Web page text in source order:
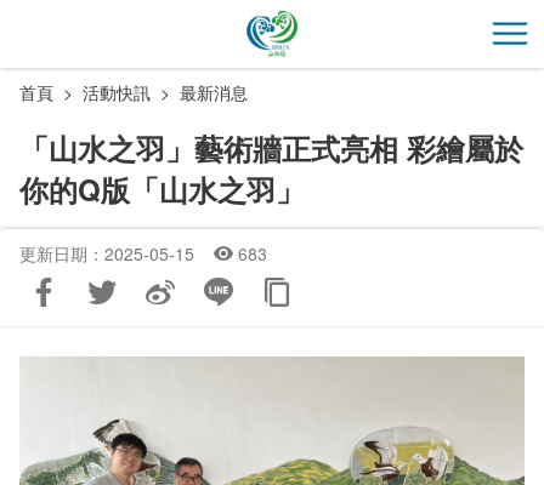
主
開
首頁 活動快訊 最新消息
「山水之羽」藝術牆正式亮相 彩繪屬於
你的Q版「山水之羽」
更新日期：2025-05-15 683